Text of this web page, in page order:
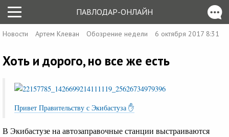
ПАВЛОДАР-ОНЛАЙН
Новости Артем Клеван Обозрение недели 6 октября 2017 8:31
Хоть и дорого, но все же есть
Привет Правительству с Экибастуза ✋
В Экибастузе на автозаправочные станции выстраиваются